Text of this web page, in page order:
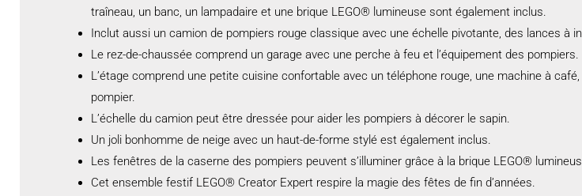
traîneau, un banc, un lampadaire et une brique LEGO® lumineuse sont également inclus.
Inclut aussi un camion de pompiers rouge classique avec une échelle pivotante, des lances à
Le rez-de-chaussée comprend un garage avec une perche à feu et l’équipement des pompiers.
L’étage comprend une petite cuisine confortable avec un téléphone rouge, une machine à
pompier.
L’échelle du camion peut être dressée pour aider les pompiers à décorer le sapin.
Un joli bonhomme de neige avec un haut-de-forme stylé est également inclus.
Les fenêtres de la caserne des pompiers peuvent s’illuminer grâce à la brique LEGO®
Cet ensemble festif LEGO® Creator Expert respire la magie des fêtes de fin d’années.